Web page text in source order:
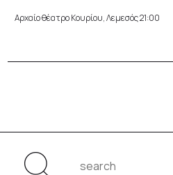
Αρχαίο θέατρο Κουρίου, Λεμεσός 21:00